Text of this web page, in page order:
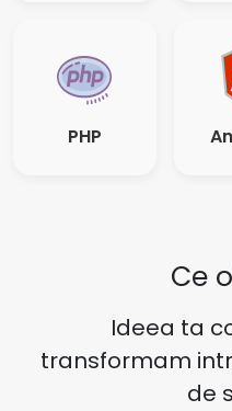
PHP
Ce
Ideea ta
transformam
de